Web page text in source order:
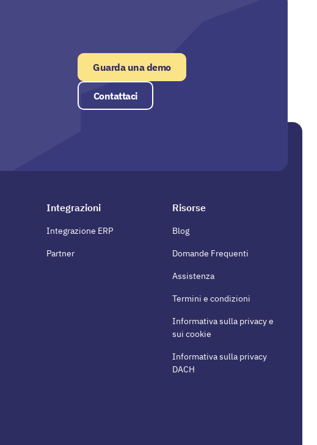
Guarda una demo
Contattaci
Integrazioni
Integrazione ERP
Partner
Risorse
Blog
Domande Frequenti
Assistenza
Termini e condizioni
Informativa sulla privacy e
sui cookie
Informativa sulla privacy
DACH